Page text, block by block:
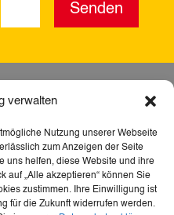
verwalten
Nutzung unserer Webseite
zum Anzeigen der Seite
uns helfen, diese Website und ihre
auf „Alle akzeptieren“ können Sie
zustimmen. Ihre Einwilligung ist
für die Zukunft widerrufen werden.
Senden